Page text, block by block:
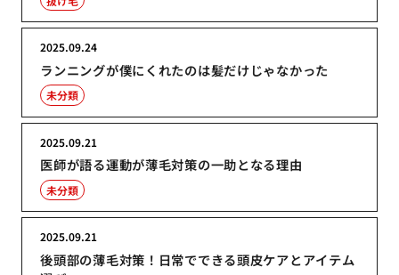
ランニングが僕にくれたのは髪だけじゃなかった
2025.09.24
未分類
医師が語る運動が薄毛対策の一助となる理由
2025.09.21
未分類
後頭部の薄毛対策！日常でできる頭皮ケアとアイテム
2025.09.21